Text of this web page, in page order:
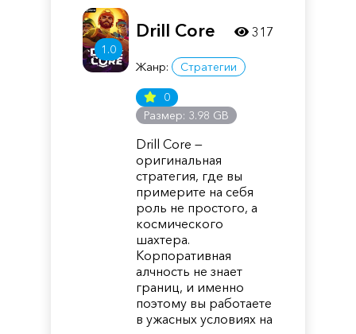
1.0
Drill Core
Жанр: Стратегии
0
Размер: 3.98 GB
Drill Core —
оригинальная
стратегия, где вы
примерите на себя
роль не простого, а
космического
шахтера.
Корпоративная
алчность не знает
границ, и именно
поэтому вы работаете
в ужасных условиях на
317